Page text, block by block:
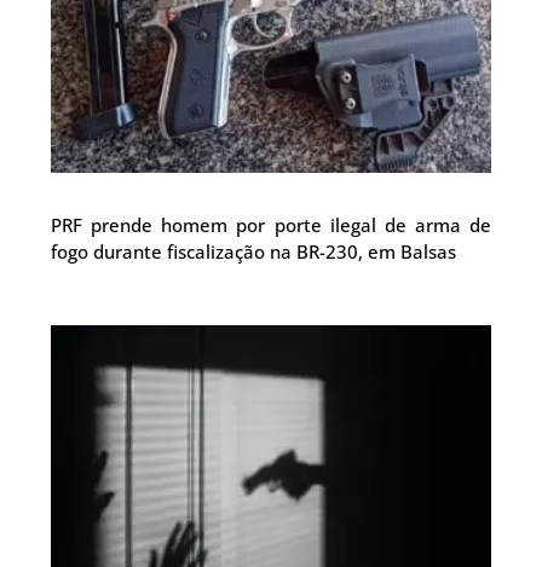
PRF prende homem por porte ilegal de arma de
fogo durante fiscalização na BR-230, em Balsas